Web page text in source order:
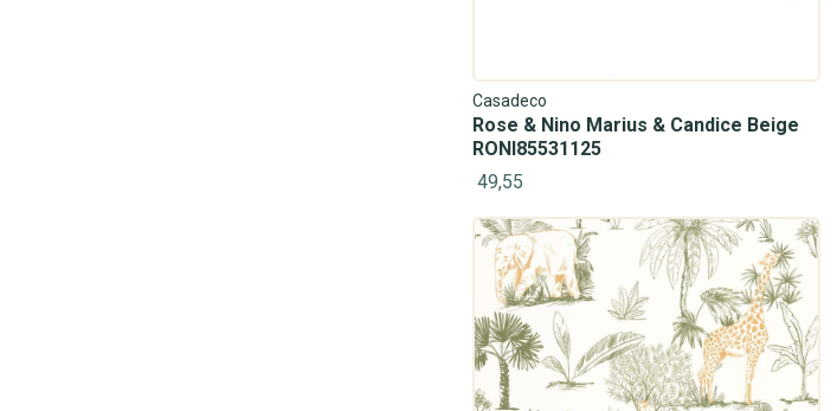
Casadeco
Rose & Nino Marius & Candice Beige
RONI85531125
49,55